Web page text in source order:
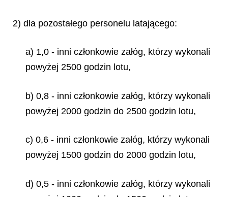
2) dla pozostałego personelu latającego:
a) 1,0 - inni członkowie załóg, którzy wykonali
powyżej 2500 godzin lotu,
b) 0,8 - inni członkowie załóg, którzy wykonali
powyżej 2000 godzin do 2500 godzin lotu,
c) 0,6 - inni członkowie załóg, którzy wykonali
powyżej 1500 godzin do 2000 godzin lotu,
d) 0,5 - inni członkowie załóg, którzy wykonali